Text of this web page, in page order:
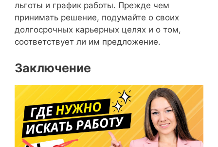
льготы и график работы. Прежде чем
принимать решение, подумайте о своих
долгосрочных карьерных целях и о том,
соответствует ли им предложение.
Заключение